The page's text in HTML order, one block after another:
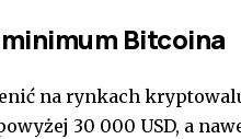
Bitcoina
na rynkach
30 000 USD, a